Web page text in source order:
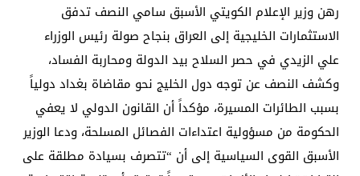
رهن وزير الإعلام الكويتي الأسبق سامي النصف تدفق
الاستثمارات الخليجية إلى العراق بنجاح صولة رئيس الوزراء
علي الزيدي في حصر السلاح بيد الدولة ومحاربة الفساد،
وكشف النصف عن توجه دول الخليج نحو مقاضاة بغداد دولياً
بسبب الطائرات المسيرة، مؤكداً أن القانون الدولي لا يعفي
الحكومة من مسؤولية اعتداءات الفصائل المسلحة، ودعا الوزير
الأسبق القوى السياسية إلى أن “تتصرف بسيادة مطلقة على